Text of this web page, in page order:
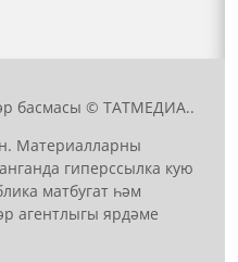
басмасы © ТАТМЕДИА..
Материалларны
гиперссылка кую
матбугат һәм
агентлыгы ярдәме